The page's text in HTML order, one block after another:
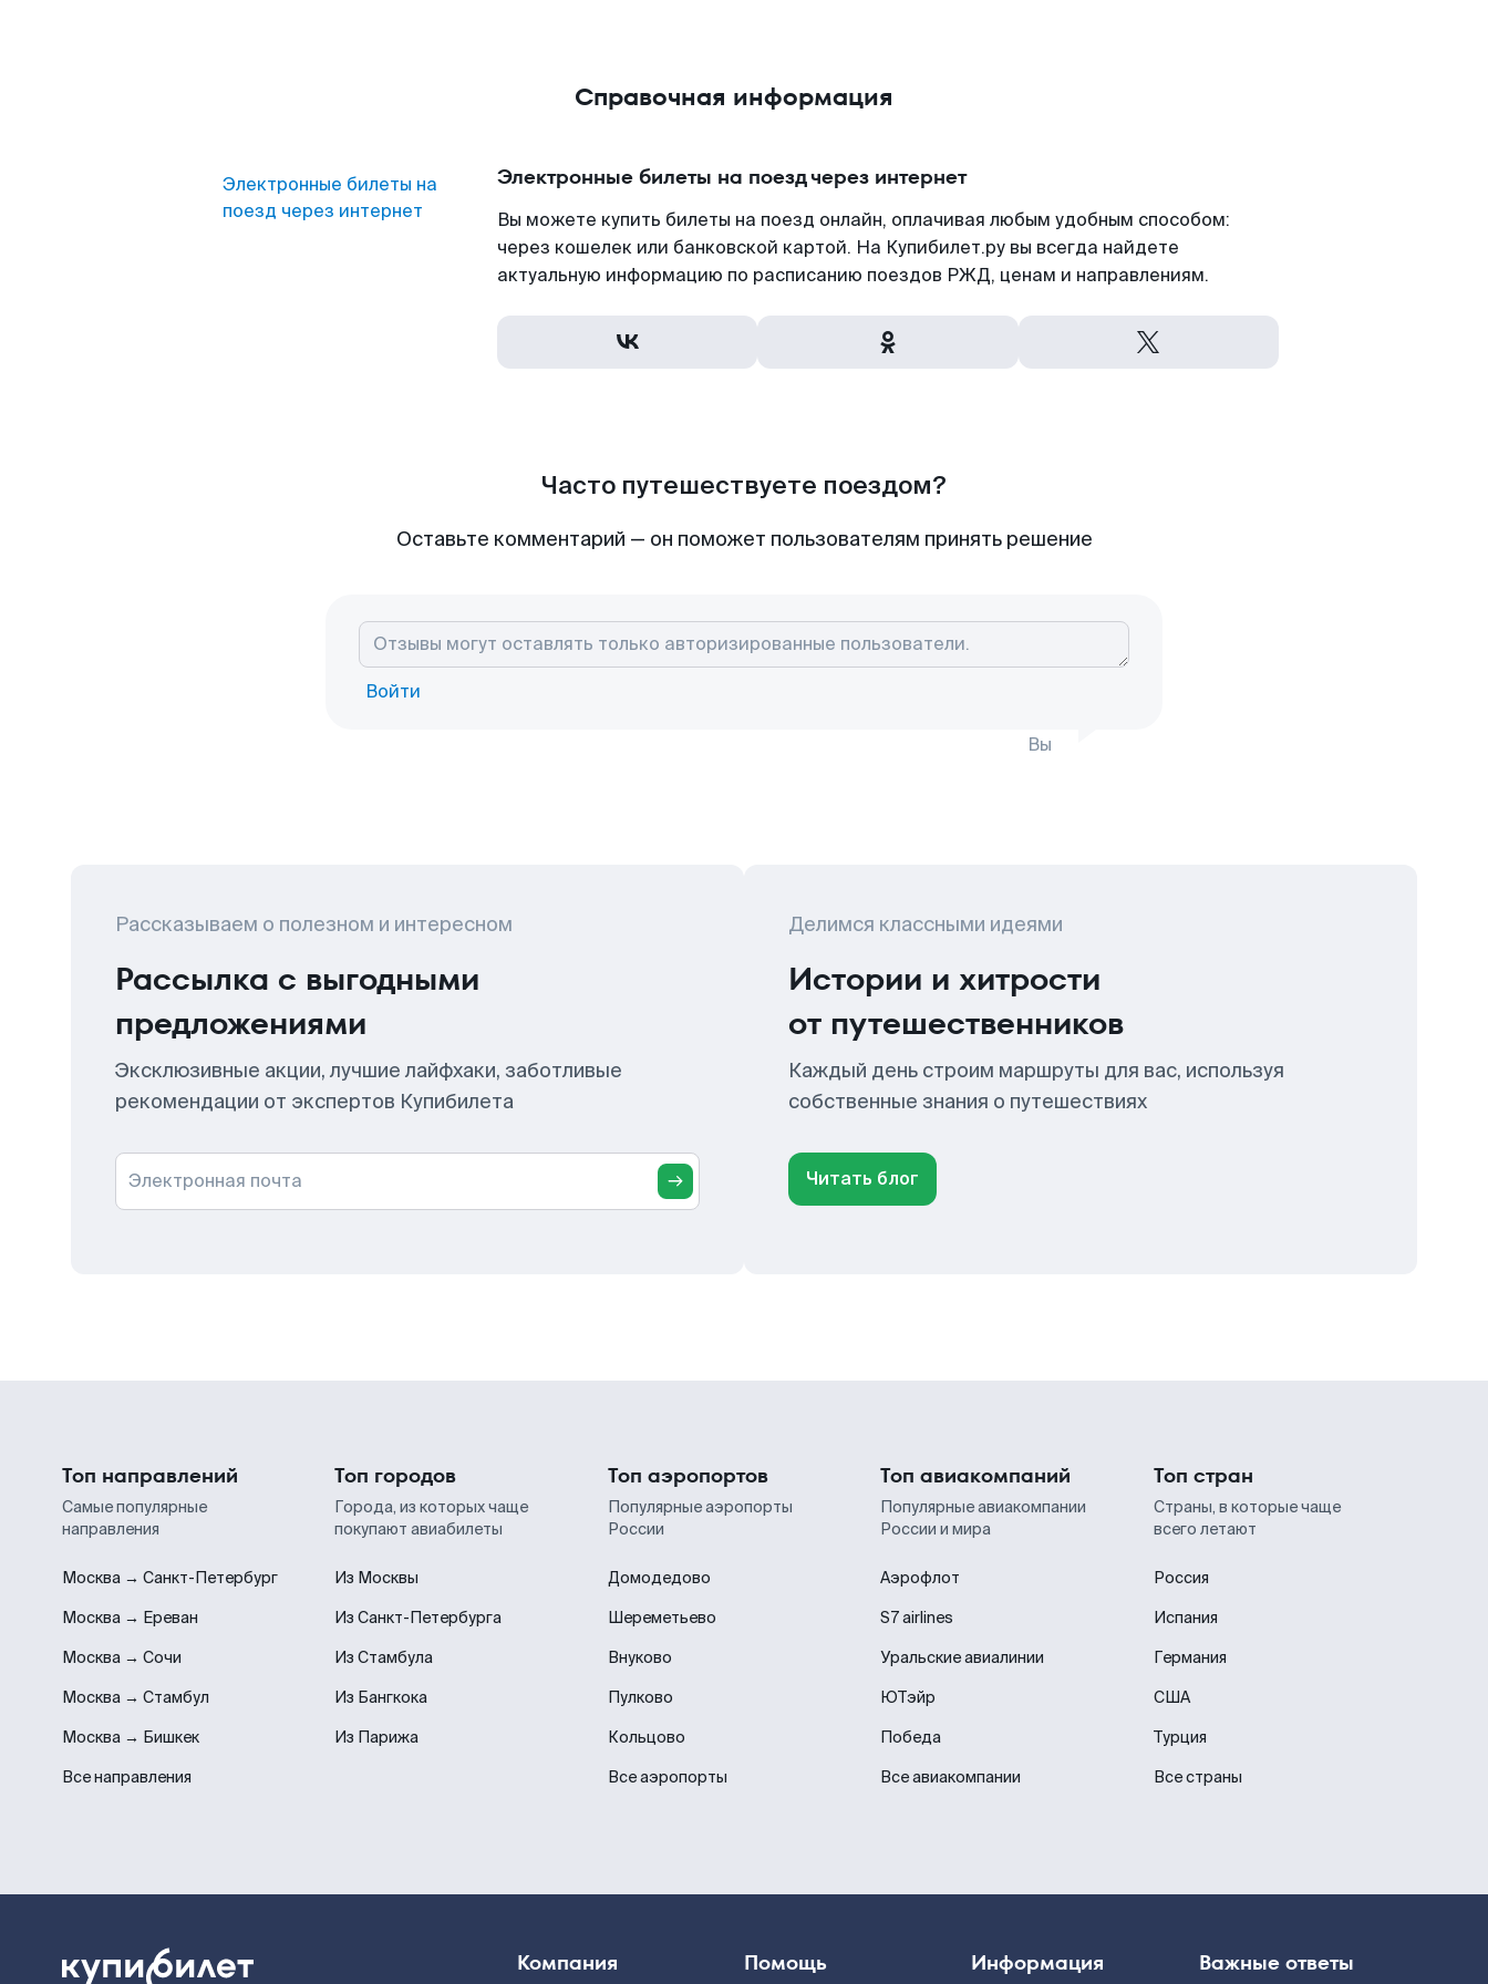
Справочная информация
Электронные билеты на
поезд через интернет
Электронные билеты на поезд через интернет
Вы можете купить билеты на поезд онлайн, оплачивая любым удобным способом:
через кошелек или банковской картой. На Купибилет.ру вы всегда найдете
актуальную информацию по расписанию поездов РЖД, ценам и направлениям.
Часто путешествуете поездом?
Оставьте комментарий — он поможет пользователям принять решение
Войти
Вы
Рассказываем о полезном и интересном
Рассылка с выгодными
предложениями
Эксклюзивные акции, лучшие лайфхаки, заботливые
рекомендации от экспертов Купибилета
Электронная почта
Делимся классными идеями
Истории и хитрости
от путешественников
Каждый день строим маршруты для вас, используя
собственные знания о путешествиях
Читать блог
Топ направлений
Самые популярные
направления
Москва → Санкт-Петербург
Москва → Ереван
Москва → Сочи
Москва → Стамбул
Москва → Бишкек
Все направления
Топ городов
Города, из которых чаще
покупают авиабилеты
Из Москвы
Из Санкт-Петербурга
Из Стамбула
Из Бангкока
Из Парижа
Топ аэропортов
Популярные аэропорты
России
Домодедово
Шереметьево
Внуково
Пулково
Кольцово
Все аэропорты
Топ авиакомпаний
Популярные авиакомпании
России и мира
Аэрофлот
S7 airlines
Уральские авиалинии
ЮТэйр
Победа
Все авиакомпании
Топ стран
Страны, в которые чаще
всего летают
Россия
Испания
Германия
США
Турция
Все страны
Компания Помощь Информация Важные ответы